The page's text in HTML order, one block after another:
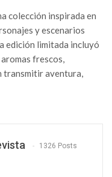
colección inspirada en
y escenarios
edición limitada incluyó
frescos,
transmitir aventura,
1326 Posts